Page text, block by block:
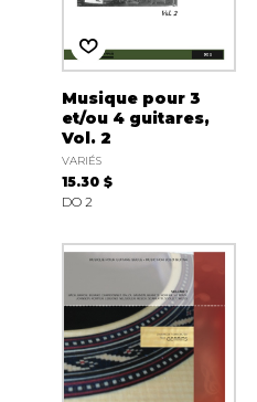
Musique pour 3
et/ou 4 guitares,
Vol. 2
VARIÉS
15.30 $
DO 2